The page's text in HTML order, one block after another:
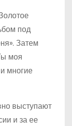
под
Затем
моя
многие
выступают
и за ее